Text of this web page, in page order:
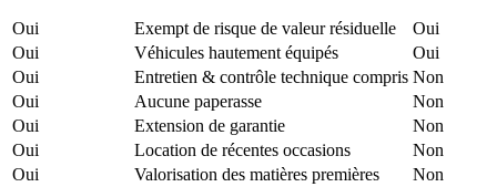
Oui Exempt de risque de valeur résiduelle
Oui
Oui
Véhicules hautement équipés
Oui
Oui
Entretien & contrôle technique compris Non
Oui
Aucune paperasse
Non
Oui
Extension de garantie
Non
Oui
Location de récentes occasions
Non
Oui
Valorisation des matières premières
Non